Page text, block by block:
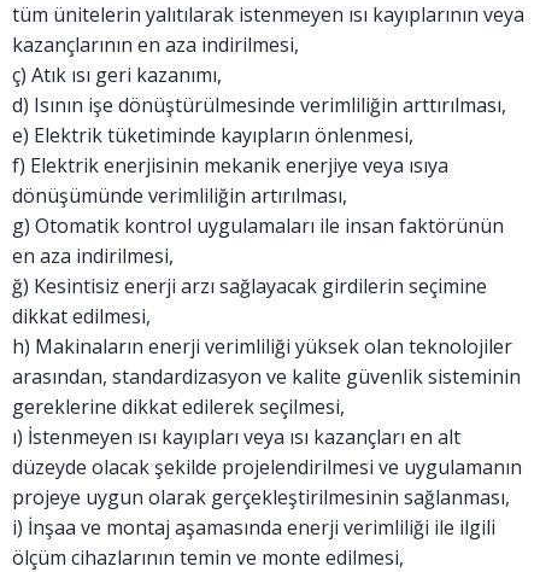
tüm ünitelerin yalıtılarak istenmeyen ısı kayıplarının veya
kazançlarının en aza indirilmesi,
ç) Atık ısı geri kazanımı,
d) Isının işe dönüştürülmesinde verimliliğin arttırılması,
e) Elektrik tüketiminde kayıpların önlenmesi,
f) Elektrik enerjisinin mekanik enerjiye veya ısıya
dönüşümünde verimliliğin artırılması,
g) Otomatik kontrol uygulamaları ile insan faktörünün
en aza indirilmesi,
ğ) Kesintisiz enerji arzı sağlayacak girdilerin seçimine
dikkat edilmesi,
h) Makinaların enerji verimliliği yüksek olan teknolojiler
arasından, standardizasyon ve kalite güvenlik sisteminin
gereklerine dikkat edilerek seçilmesi,
ı) İstenmeyen ısı kayıpları veya ısı kazançları en alt
düzeyde olacak şekilde projelendirilmesi ve uygulamanın
projeye uygun olarak gerçekleştirilmesinin sağlanması,
i) İnşaa ve montaj aşamasında enerji verimliliği ile ilgili
ölçüm cihazlarının temin ve monte edilmesi,